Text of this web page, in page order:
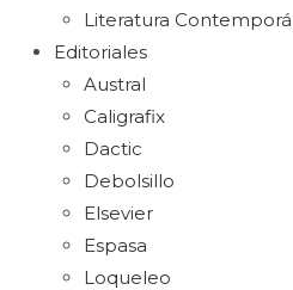
Literatura
Editoriales
Austral
Caligrafix
Dactic
Debolsillo
Elsevier
Espasa
Loqueleo